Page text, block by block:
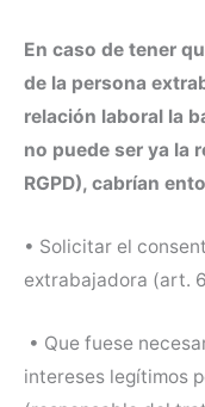
En caso de tener
de la persona
relación laboral la
no puede ser ya la
RGPD), cabrían
• Solicitar el
extrabajadora (art.
• Que fuese
intereses legítimos